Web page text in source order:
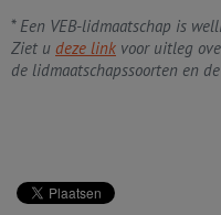
*Een VEB-lidmaatschap is
Ziet u deze link voor uitleg
de lidmaatschapssoorten en